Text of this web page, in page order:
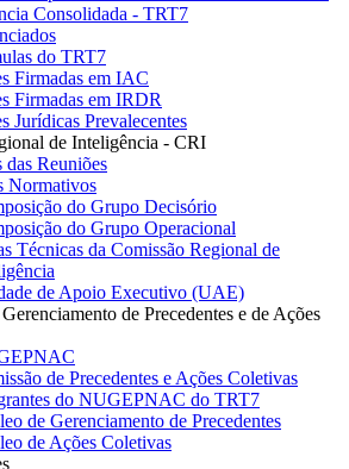
Consolidada - TRT7
do TRT7
Firmadas em IAC
Firmadas em IRDR
Jurídicas Prevalecentes
de Inteligência - CRI
das Reuniões
Normativos
do Grupo Decisório
do Grupo Operacional
Técnicas da Comissão Regional de
de Apoio Executivo (UAE)
de Precedentes e de Ações
de Precedentes e Ações Coletivas
do NUGEPNAC do TRT7
de Gerenciamento de Precedentes
de Ações Coletivas